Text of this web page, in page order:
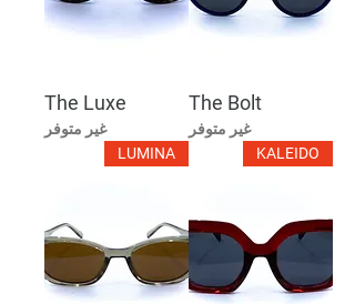
The Bolt
غير متوفر
The Luxe
غير متوفر
KALEIDO
LUMINA